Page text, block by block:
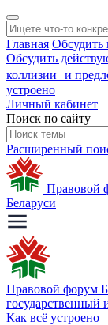
Главная Обсудить
Обсудить
коллизии и
устроено
Личный кабинет
Поиск по сайту
Расширенный
Правовой
Беларуси
Правовой форум
государственный
Как всё устроено